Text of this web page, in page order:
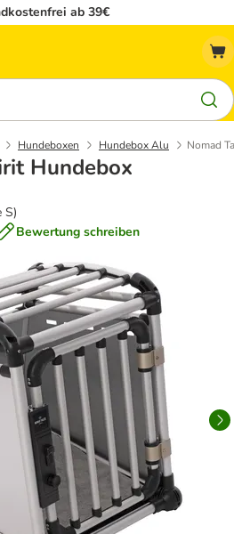
ab 39€
Hundeboxen Hundebox Alu Nomad
Hundebox
S)
Bewertung schreiben